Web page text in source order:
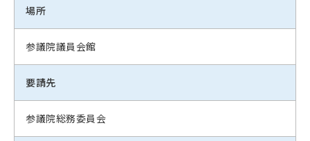
場所
参議院議員会館
要請先
参議院総務委員会